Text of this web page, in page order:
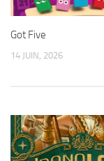
Got Five
14 JUIN, 2026